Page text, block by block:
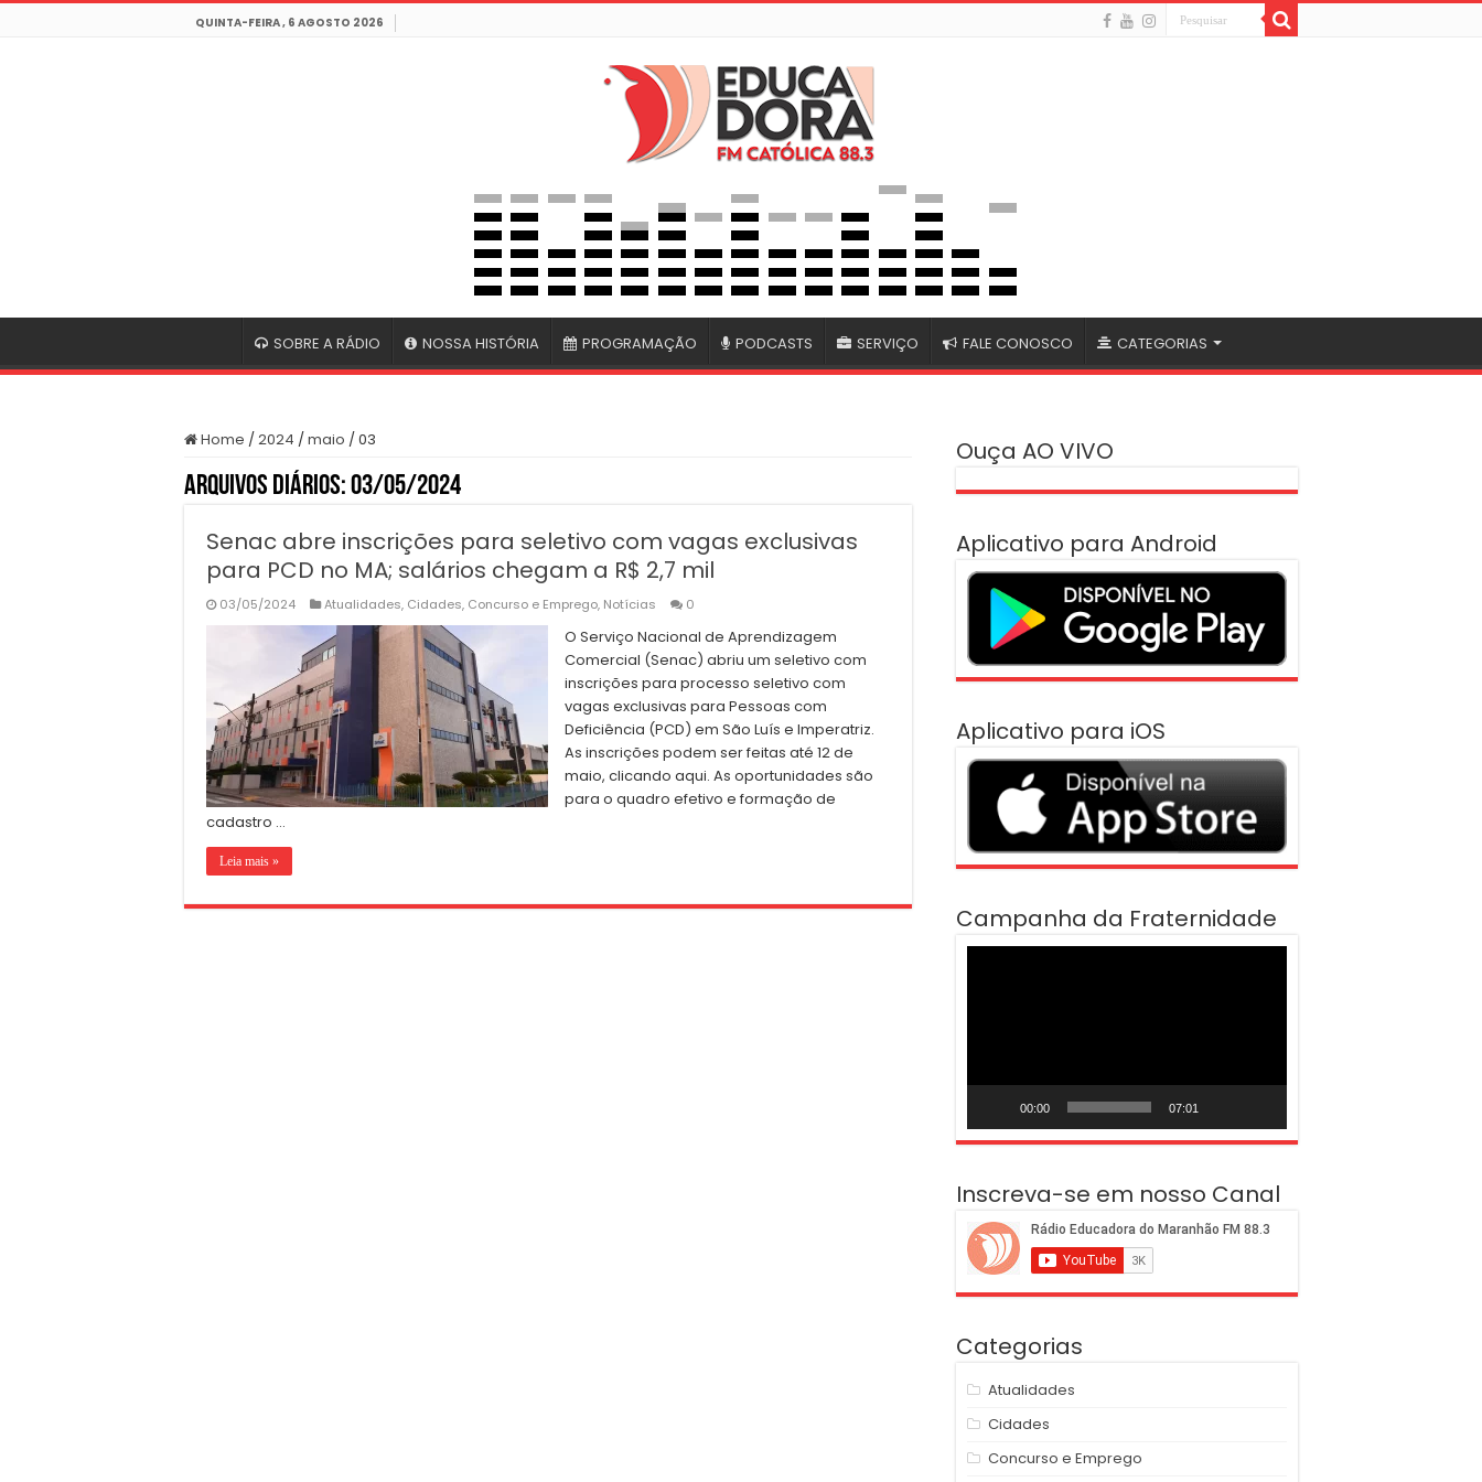
QUINTA-FEIRA , 6 AGOSTO 2026
SOBRE A RÁDIO NOSSA HISTÓRIA PROGRAMAÇÃO PODCASTS SERVIÇO FALE CONOSCO CATEGORIAS
Home /2024 /maio /03
Arquivos Diários:03/05/2024
Senac abre inscrições para seletivo com vagas exclusivas
para PCD no MA; salários chegam a R$ 2,7 mil
03/05/2024 Atualidades, Cidades, Concurso e Emprego, Notícias 0
O Serviço Nacional de Aprendizagem
Comercial (Senac) abriu um seletivo com
inscrições para processo seletivo com
vagas exclusivas para Pessoas com
Deficiência (PCD) em São Luís e Imperatriz.
As inscrições podem ser feitas até 12 de
maio, clicando aqui. As oportunidades são
para o quadro efetivo e formação de
cadastro …
Leia mais »
Ouça AO VIVO
Aplicativo para Android
Aplicativo para iOS
Campanha da Fraternidade
00:00 07:01
Inscreva-se em nosso Canal
Categorias
Atualidades
Cidades
Concurso e Emprego